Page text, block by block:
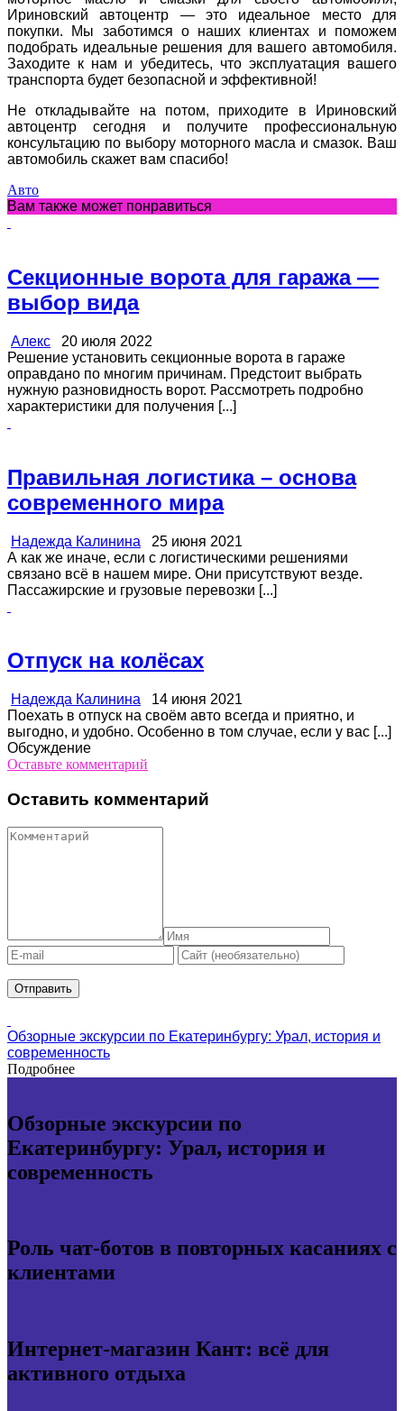
Ириновский автоцентр — это идеальное место для
покупки. Мы заботимся о наших клиентах и поможем
подобрать идеальные решения для вашего автомобиля.
Заходите к нам и убедитесь, что эксплуатация вашего
транспорта будет безопасной и эффективной!
Не откладывайте на потом, приходите в Ириновский
автоцентр сегодня и получите профессиональную
консультацию по выбору моторного масла и смазок. Ваш
автомобиль скажет вам спасибо!
Авто
Вам также может понравиться
Секционные ворота для гаража —
выбор вида
Алекс 20 июля 2022
Решение установить секционные ворота в гараже
оправдано по многим причинам. Предстоит выбрать
нужную разновидность ворот. Рассмотреть подробно
характеристики для получения [...]
Правильная логистика – основа
современного мира
Надежда Калинина 25 июня 2021
А как же иначе, если с логистическими решениями
связано всё в нашем мире. Они присутствуют везде.
Пассажирские и грузовые перевозки [...]
Отпуск на колёсах
Надежда Калинина 14 июня 2021
Поехать в отпуск на своём авто всегда и приятно, и
выгодно, и удобно. Особенно в том случае, если у вас [...]
Обсуждение
Оставьте комментарий
Оставить комментарий
Обзорные экскурсии по Екатеринбургу: Урал, история и
современность
Подробнее
Обзорные экскурсии по
Екатеринбургу: Урал, история и
современность
Роль чат-ботов в повторных касаниях с
клиентами
Интернет-магазин Кант: всё для
активного отдыха